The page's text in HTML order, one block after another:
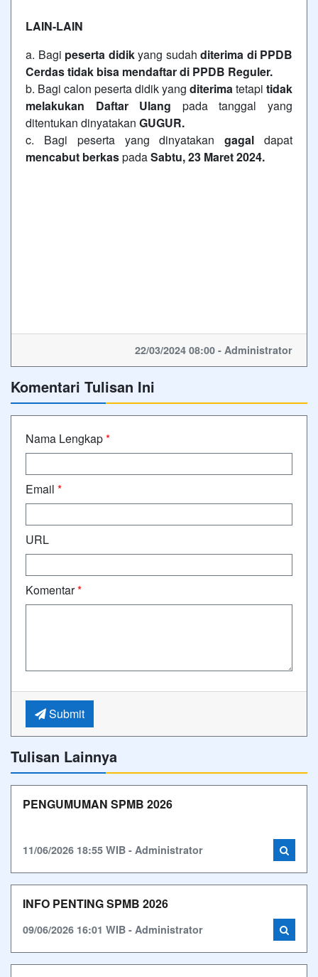
LAIN-LAIN
a. Bagi peserta didikyang sudah diterima di PPDB
Cerdas tidak bisa mendaftar di PPDB Reguler.
b. Bagi calon peserta didik yang diterimatetapi tidak
melakukan Daftar Ulang pada tanggal yang
ditentukan dinyatakan GUGUR.
c. Bagi peserta yang dinyatakangagal dapat
mencabut berkaspadaSabtu, 23 Maret 2024.
22/03/2024 08:00 - Administrator
Komentari Tulisan Ini
Nama Lengkap*
Email *
URL
Komentar*
Submit
Tulisan Lainnya
PENGUMUMAN SPMB 2026
11/06/2026 18:55 WIB - Administrator
INFO PENTING SPMB 2026
09/06/2026 16:01 WIB - Administrator